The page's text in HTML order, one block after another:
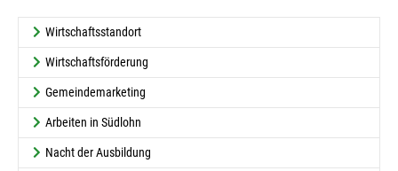
Wirtschaftsstandort
Wirtschaftsförderung
Gemeindemarketing
Arbeiten in Südlohn
Nacht der Ausbildung